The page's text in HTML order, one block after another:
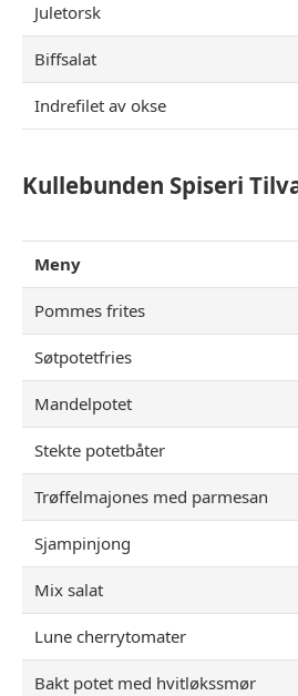
Juletorsk
Biffsalat
Indrefilet av okse
Kullebunden Spiseri
Meny
Pommes frites
Søtpotetfries
Mandelpotet
Stekte potetbåter
Trøffelmajones med parmesan
Sjampinjong
Mix salat
Lune cherrytomater
Bakt potet med hvitløkssmør